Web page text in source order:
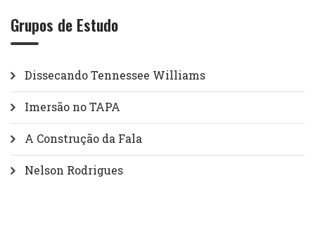
Grupos de Estudo
Dissecando Tennessee Williams
Imersão no TAPA
A Construção da Fala
Nelson Rodrigues